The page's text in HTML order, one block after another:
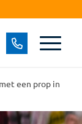
een prop in